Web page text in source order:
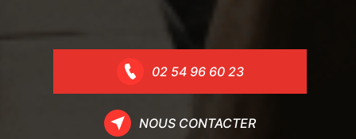
02 54 96 60 23
NOUS CONTACTER